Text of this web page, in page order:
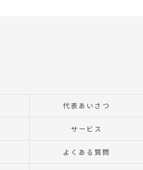
代表あいさつ
サービス
よくある質問